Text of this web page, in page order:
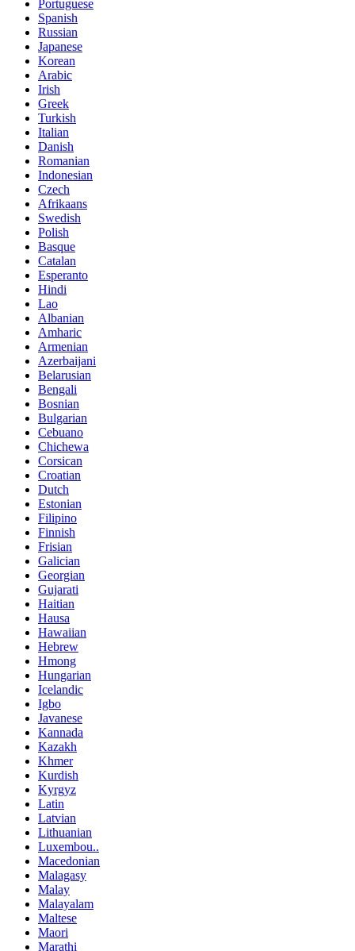
Portuguese
Spanish
Russian
Japanese
Korean
Arabic
Irish
Greek
Turkish
Italian
Danish
Romanian
Indonesian
Czech
Afrikaans
Swedish
Polish
Basque
Catalan
Esperanto
Hindi
Lao
Albanian
Amharic
Armenian
Azerbaijani
Belarusian
Bengali
Bosnian
Bulgarian
Cebuano
Chichewa
Corsican
Croatian
Dutch
Estonian
Filipino
Finnish
Frisian
Galician
Georgian
Gujarati
Haitian
Hausa
Hawaiian
Hebrew
Hmong
Hungarian
Icelandic
Igbo
Javanese
Kannada
Kazakh
Khmer
Kurdish
Kyrgyz
Latin
Latvian
Lithuanian
Luxembou..
Macedonian
Malagasy
Malay
Malayalam
Maltese
Maori
Marathi